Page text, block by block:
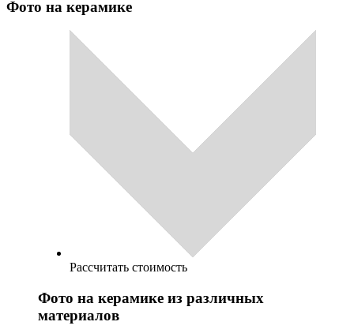
Фото на керамике
Рассчитать стоимость
Фото на керамике из различных
материалов